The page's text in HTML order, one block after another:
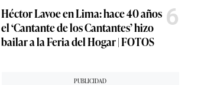
Héctor Lavoe en Lima: hace 40 años
el ‘Cantante de los Cantantes’ hizo
bailar a la Feria del Hogar | FOTOS
6